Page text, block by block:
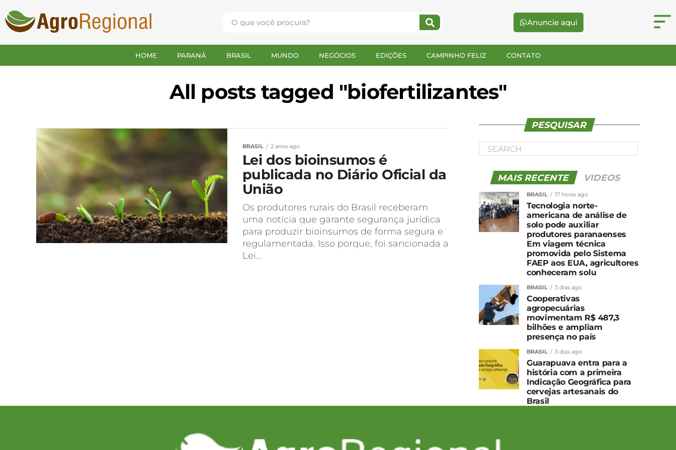
Anuncie aqui
HOME PARANÁ BRASIL MUNDO NEGÓCIOS EDIÇÕES CAMPINHO FELIZ CONTATO
All posts tagged "biofertilizantes"
BRASIL 2 anos ago
Lei dos bioinsumos é
publicada no Diário Oficial da
União
Os produtores rurais do Brasil receberam
uma notícia que garante segurança jurídica
para produzir bioinsumos de forma segura e
regulamentada. Isso porque, foi sancionada a
Lei...
PESQUISAR
MAIS RECENTE VIDEOS
BRASIL 17 horas ago
Tecnologia norte-
americana de análise de
solo pode auxiliar
produtores paranaenses
Em viagem técnica
promovida pelo Sistema
FAEP aos EUA, agricultores
conheceram solu
BRASIL 3 dias ago
Cooperativas
agropecuárias
movimentam R$ 487,3
bilhões e ampliam
presença no país
BRASIL 3 dias ago
Guarapuava entra para a
história com a primeira
Indicação Geográfica para
cervejas artesanais do
Brasil